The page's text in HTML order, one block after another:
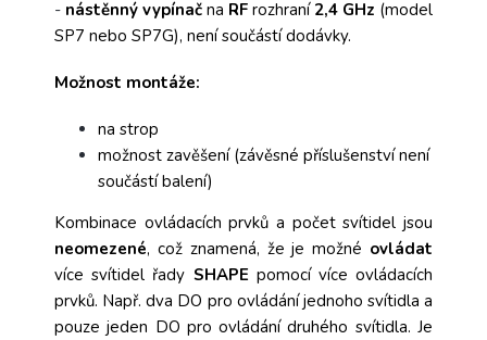
- nástěnný vypínač na RF rozhraní 2,4 GHz (model
SP7 nebo SP7G), není součástí dodávky.
Možnost montáže:
na strop
možnost zavěšení (závěsné příslušenství není
součástí balení)
Kombinace ovládacích prvků a počet svítidel jsou
neomezené, což znamená, že je možné ovládat
více svítidel řady SHAPEpomocí více ovládacích
prvků. Např. dva DO pro ovládání jednoho svítidla a
pouze jeden DO pro ovládání druhého svítidla. Je